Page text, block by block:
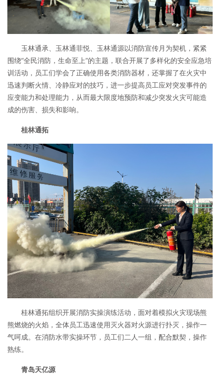
玉林通承、玉林通菲悦、玉林通源以消防宣传月为契机，紧紧
围绕“全民消防，生命至上”的主题，联合开展了多样化的安全应急培
训活动，员工们学会了正确使用各类消防器材，还掌握了在火灾中
迅速判断火情、冷静应对的技巧，进一步提高员工应对突发事件的
应变能力和处理能力，从而最大限度地预防和减少突发火灾可能造
成的伤害、损失和影响。
桂林通拓
桂林通拓组织开展消防实操演练活动，面对着模拟火灾现场熊
熊燃烧的火焰，全体员工迅速使用灭火器对火源进行扑灭，操作一
气呵成。在消防水带实操环节，员工们二人一组，配合默契，操作
熟练。
青岛天亿源